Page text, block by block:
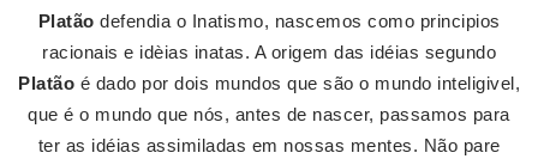
Platão defendia o Inatismo, nascemos como principios
racionais e idèias inatas. A origem das idéias segundo
Platão é dado por dois mundos que são o mundo inteligivel,
que é o mundo que nós, antes de nascer, passamos para
ter as idéias assimiladas em nossas mentes. Não pare